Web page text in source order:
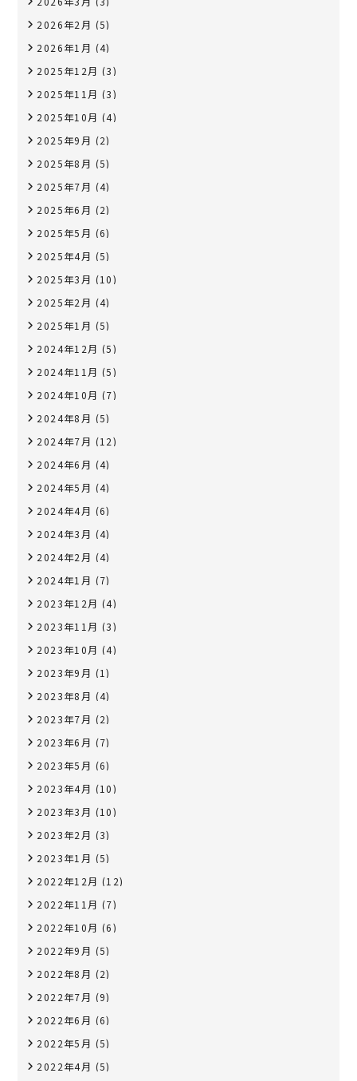
2026年2月 (5)
2026年1月 (4)
2025年12月 (3)
2025年11月 (3)
2025年10月 (4)
2025年9月 (2)
2025年8月 (5)
2025年7月 (4)
2025年6月 (2)
2025年5月 (6)
2025年4月 (5)
2025年3月 (10)
2025年2月 (4)
2025年1月 (5)
2024年12月 (5)
2024年11月 (5)
2024年10月 (7)
2024年8月 (5)
2024年7月 (12)
2024年6月 (4)
2024年5月 (4)
2024年4月 (6)
2024年3月 (4)
2024年2月 (4)
2024年1月 (7)
2023年12月 (4)
2023年11月 (3)
2023年10月 (4)
2023年9月 (1)
2023年8月 (4)
2023年7月 (2)
2023年6月 (7)
2023年5月 (6)
2023年4月 (10)
2023年3月 (10)
2023年2月 (3)
2023年1月 (5)
2022年12月 (12)
2022年11月 (7)
2022年10月 (6)
2022年9月 (5)
2022年8月 (2)
2022年7月 (9)
2022年6月 (6)
2022年5月 (5)
2022年4月 (5)